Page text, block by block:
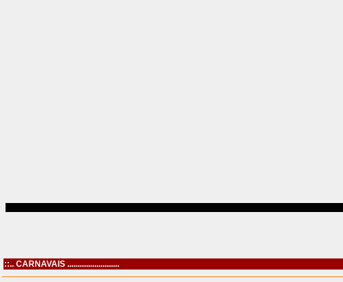
::.. CARNAVAIS .........................